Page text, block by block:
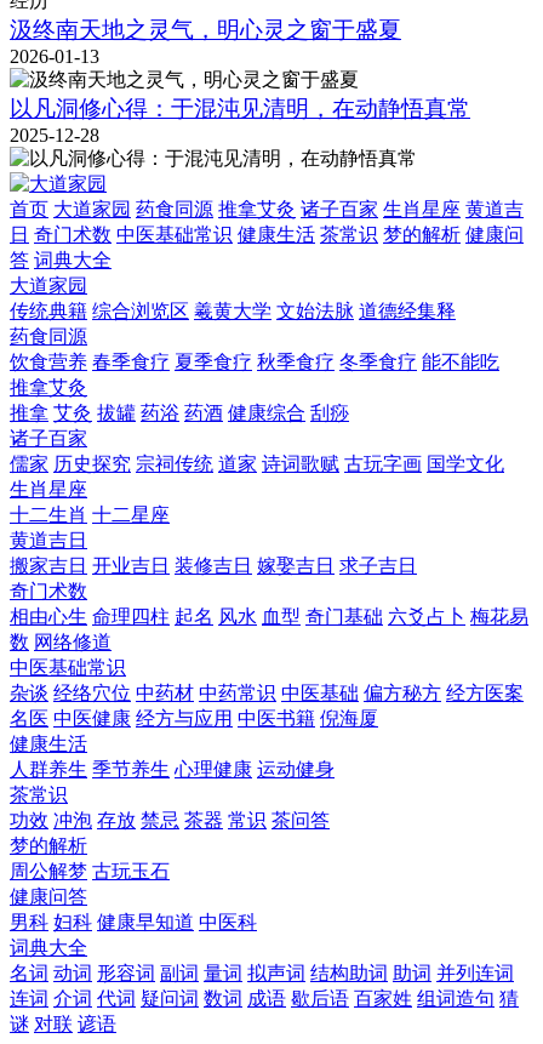
汲终南天地之灵气，明心灵之窗于盛夏
2026-01-13
以凡洞修心得：于混沌见清明，在动静悟真常
2025-12-28
首页 大道家园 药食同源 推拿艾灸 诸子百家 生肖星座 黄道吉
日 奇门术数 中医基础常识 健康生活 茶常识 梦的解析 健康问
答 词典大全
大道家园
传统典籍 综合浏览区 羲黄大学 文始法脉 道德经集释
药食同源
饮食营养 春季食疗 夏季食疗 秋季食疗 冬季食疗 能不能吃
推拿艾灸
推拿 艾灸 拔罐 药浴 药酒 健康综合 刮痧
诸子百家
儒家 历史探究 宗祠传统 道家 诗词歌赋 古玩字画 国学文化
生肖星座
十二生肖 十二星座
黄道吉日
搬家吉日 开业吉日 装修吉日 嫁娶吉日 求子吉日
奇门术数
相由心生 命理四柱 起名 风水 血型 奇门基础 六爻占卜 梅花易
数 网络修道
中医基础常识
杂谈 经络穴位 中药材 中药常识 中医基础 偏方秘方 经方医案
名医 中医健康 经方与应用 中医书籍 倪海厦
健康生活
人群养生 季节养生 心理健康 运动健身
茶常识
功效 冲泡 存放 禁忌 茶器 常识 茶问答
梦的解析
周公解梦 古玩玉石
健康问答
男科 妇科 健康早知道 中医科
词典大全
名词 动词 形容词 副词 量词 拟声词 结构助词 助词 并列连词
连词 介词 代词 疑问词 数词 成语 歇后语 百家姓 组词造句 猜
谜 对联 谚语